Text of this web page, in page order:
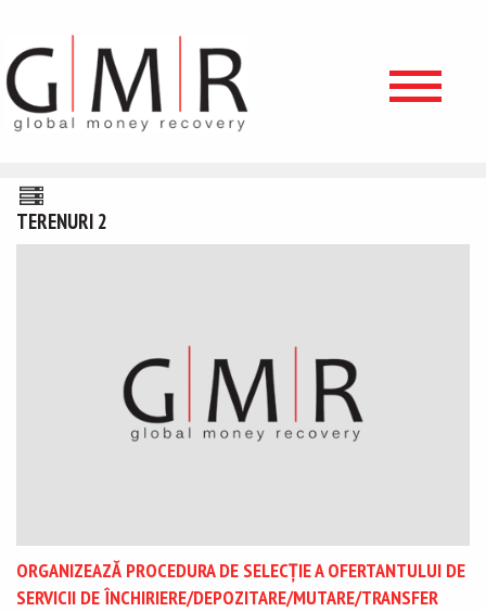
TERENURI 2
ORGANIZEAZĂ PROCEDURA DE SELECȚIE A OFERTANTULUI DE
SERVICII DE ÎNCHIRIERE/DEPOZITARE/MUTARE/TRANSFER